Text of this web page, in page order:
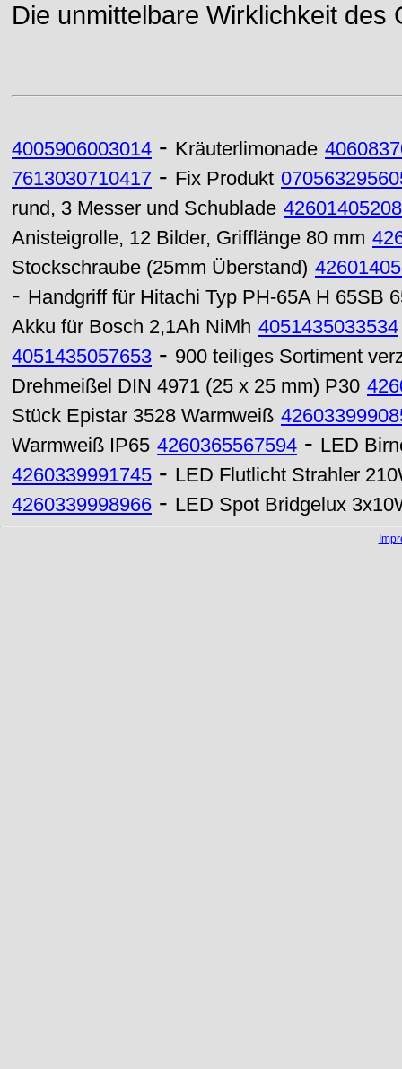
Die unmittelbare Wirklichkeit des
4005906003014 - Kräuterlimonade
7613030710417 - Fix Produkt
rund, 3 Messer und Schublade
Anisteigrolle, 12 Bilder, Grifflänge 80 mm
Stockschraube (25mm Überstand)
- Handgriff für Hitachi Typ PH-65A H 65SB
Akku für Bosch 2,1Ah NiMh 4051435033534
4051435057653 - 900 teiliges Sortiment
Drehmeißel DIN 4971 (25 x 25 mm) P30
Stück Epistar 3528 Warmweiß
Warmweiß IP65 4260365567594 - LED
4260339991745 - LED Flutlicht Strahler
4260339998966 - LED Spot Bridgelux